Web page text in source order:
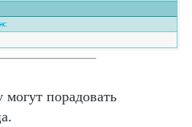
порадовать